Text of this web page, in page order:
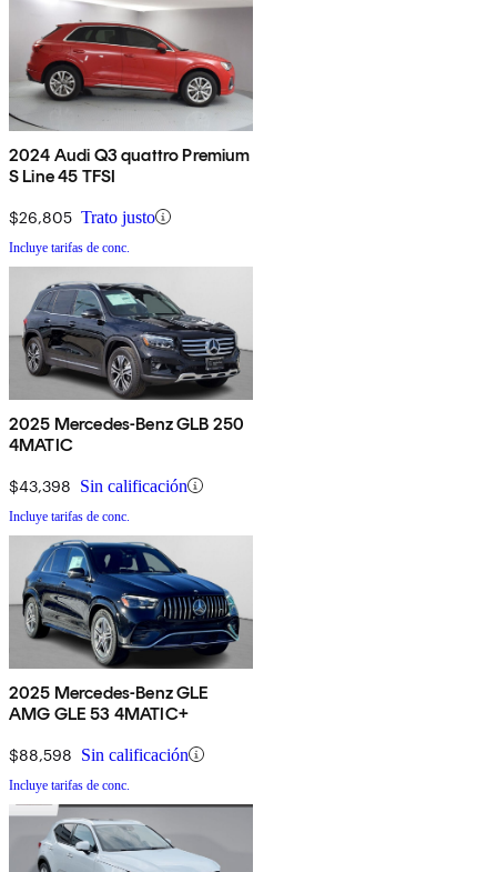
2024 Audi Q3 quattro Premium
S Line 45 TFSI
$26,805 Trato justo
Incluye tarifas de conc.
2025 Mercedes-Benz GLB 250
4MATIC
$43,398 Sin calificación
Incluye tarifas de conc.
2025 Mercedes-Benz GLE
AMG GLE 53 4MATIC+
$88,598 Sin calificación
Incluye tarifas de conc.